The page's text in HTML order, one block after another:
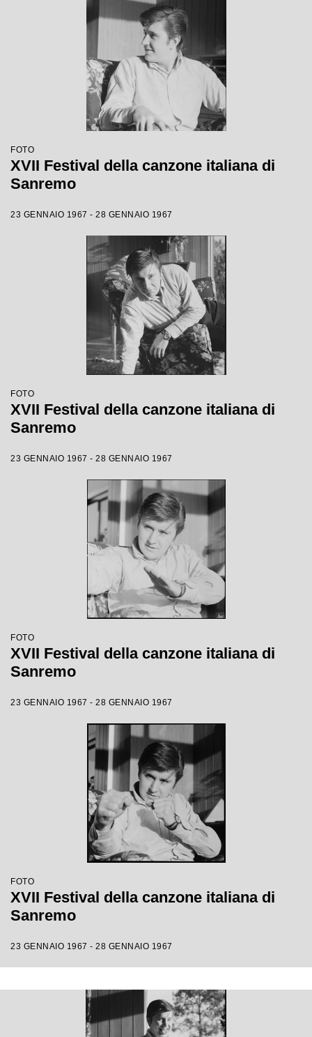
FOTO
XVII Festival della canzone italiana di
Sanremo
23 GENNAIO 1967 - 28 GENNAIO 1967
FOTO
XVII Festival della canzone italiana di
Sanremo
23 GENNAIO 1967 - 28 GENNAIO 1967
FOTO
XVII Festival della canzone italiana di
Sanremo
23 GENNAIO 1967 - 28 GENNAIO 1967
FOTO
XVII Festival della canzone italiana di
Sanremo
23 GENNAIO 1967 - 28 GENNAIO 1967